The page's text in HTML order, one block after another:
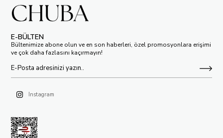
E-BÜLTEN
Bültenimize abone olun ve en son haberleri, özel promosyonlara erişimi
ve çok daha fazlasını kaçırmayın!
Instagram